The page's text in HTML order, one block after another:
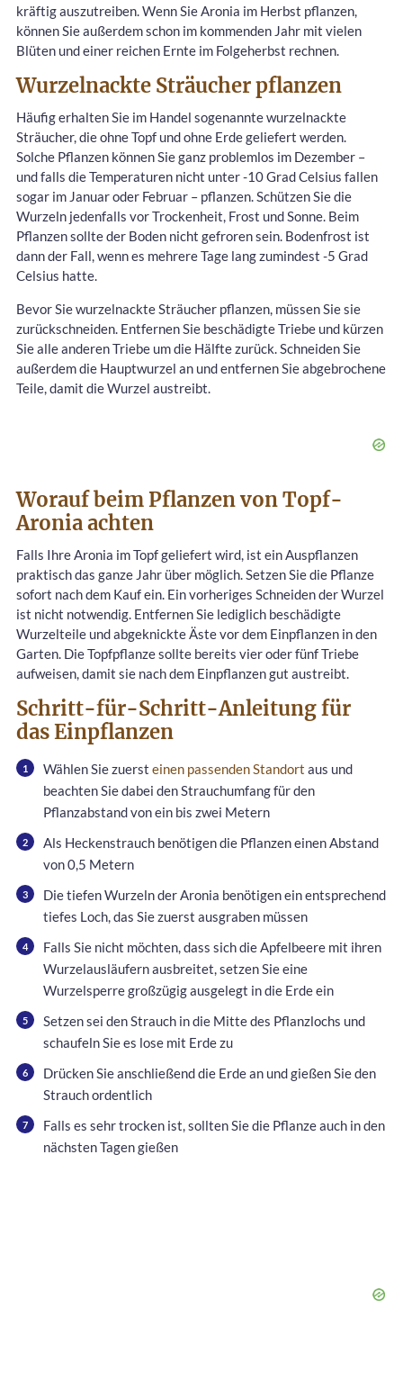
kräftig auszutreiben. Wenn Sie Aronia im Herbst pflanzen,
können Sie außerdem schon im kommenden Jahr mit vielen
Blüten und einer reichen Ernte im Folgeherbst rechnen.
Wurzelnackte Sträucher pflanzen
Häufig erhalten Sie im Handel sogenannte wurzelnackte
Sträucher, die ohne Topf und ohne Erde geliefert werden.
Solche Pflanzen können Sie ganz problemlos im Dezember –
und falls die Temperaturen nicht unter -10 Grad Celsius fallen
sogar im Januar oder Februar – pflanzen. Schützen Sie die
Wurzeln jedenfalls vor Trockenheit, Frost und Sonne. Beim
Pflanzen sollte der Boden nicht gefroren sein. Bodenfrost ist
dann der Fall, wenn es mehrere Tage lang zumindest -5 Grad
Celsius hatte.
Bevor Sie wurzelnackte Sträucher pflanzen, müssen Sie sie
zurückschneiden. Entfernen Sie beschädigte Triebe und kürzen
Sie alle anderen Triebe um die Hälfte zurück. Schneiden Sie
außerdem die Hauptwurzel an und entfernen Sie abgebrochene
Teile, damit die Wurzel austreibt.
Worauf beim Pflanzen von Topf-
Aronia achten
Falls Ihre Aronia im Topf geliefert wird, ist ein Auspflanzen
praktisch das ganze Jahr über möglich. Setzen Sie die Pflanze
sofort nach dem Kauf ein. Ein vorheriges Schneiden der Wurzel
ist nicht notwendig. Entfernen Sie lediglich beschädigte
Wurzelteile und abgeknickte Äste vor dem Einpflanzen in den
Garten. Die Topfpflanze sollte bereits vier oder fünf Triebe
aufweisen, damit sie nach dem Einpflanzen gut austreibt.
Schritt-für-Schritt-Anleitung für
das Einpflanzen
Wählen Sie zuerst einen passenden Standort aus und
beachten Sie dabei den Strauchumfang für den
Pflanzabstand von ein bis zwei Metern
Als Heckenstrauch benötigen die Pflanzen einen Abstand
von 0,5 Metern
Die tiefen Wurzeln der Aronia benötigen ein entsprechend
tiefes Loch, das Sie zuerst ausgraben müssen
Falls Sie nicht möchten, dass sich die Apfelbeere mit ihren
Wurzelausläufern ausbreitet, setzen Sie eine
Wurzelsperre großzügig ausgelegt in die Erde ein
Setzen sei den Strauch in die Mitte des Pflanzlochs und
schaufeln Sie es lose mit Erde zu
Drücken Sie anschließend die Erde an und gießen Sie den
Strauch ordentlich
Falls es sehr trocken ist, sollten Sie die Pflanze auch in den
nächsten Tagen gießen